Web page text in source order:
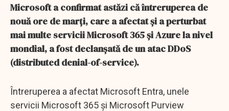
Microsoft a confirmat astăzi că întreruperea de
nouă ore de marți, care a afectat și a perturbat
mai multe servicii Microsoft 365 și Azure la nivel
mondial, a fost declanșată de un atac DDoS
(distributed denial-of-service).
Întreruperea a afectat Microsoft Entra, unele
servicii Microsoft 365 și Microsoft Purview